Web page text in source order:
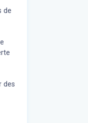
de
des